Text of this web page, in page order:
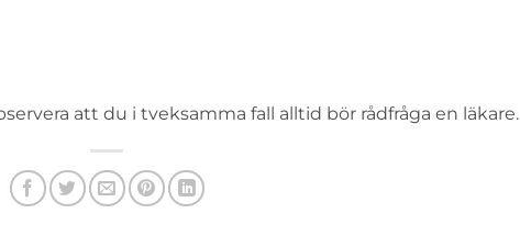
att du i tveksamma fall alltid bör rådfråga en läkare.